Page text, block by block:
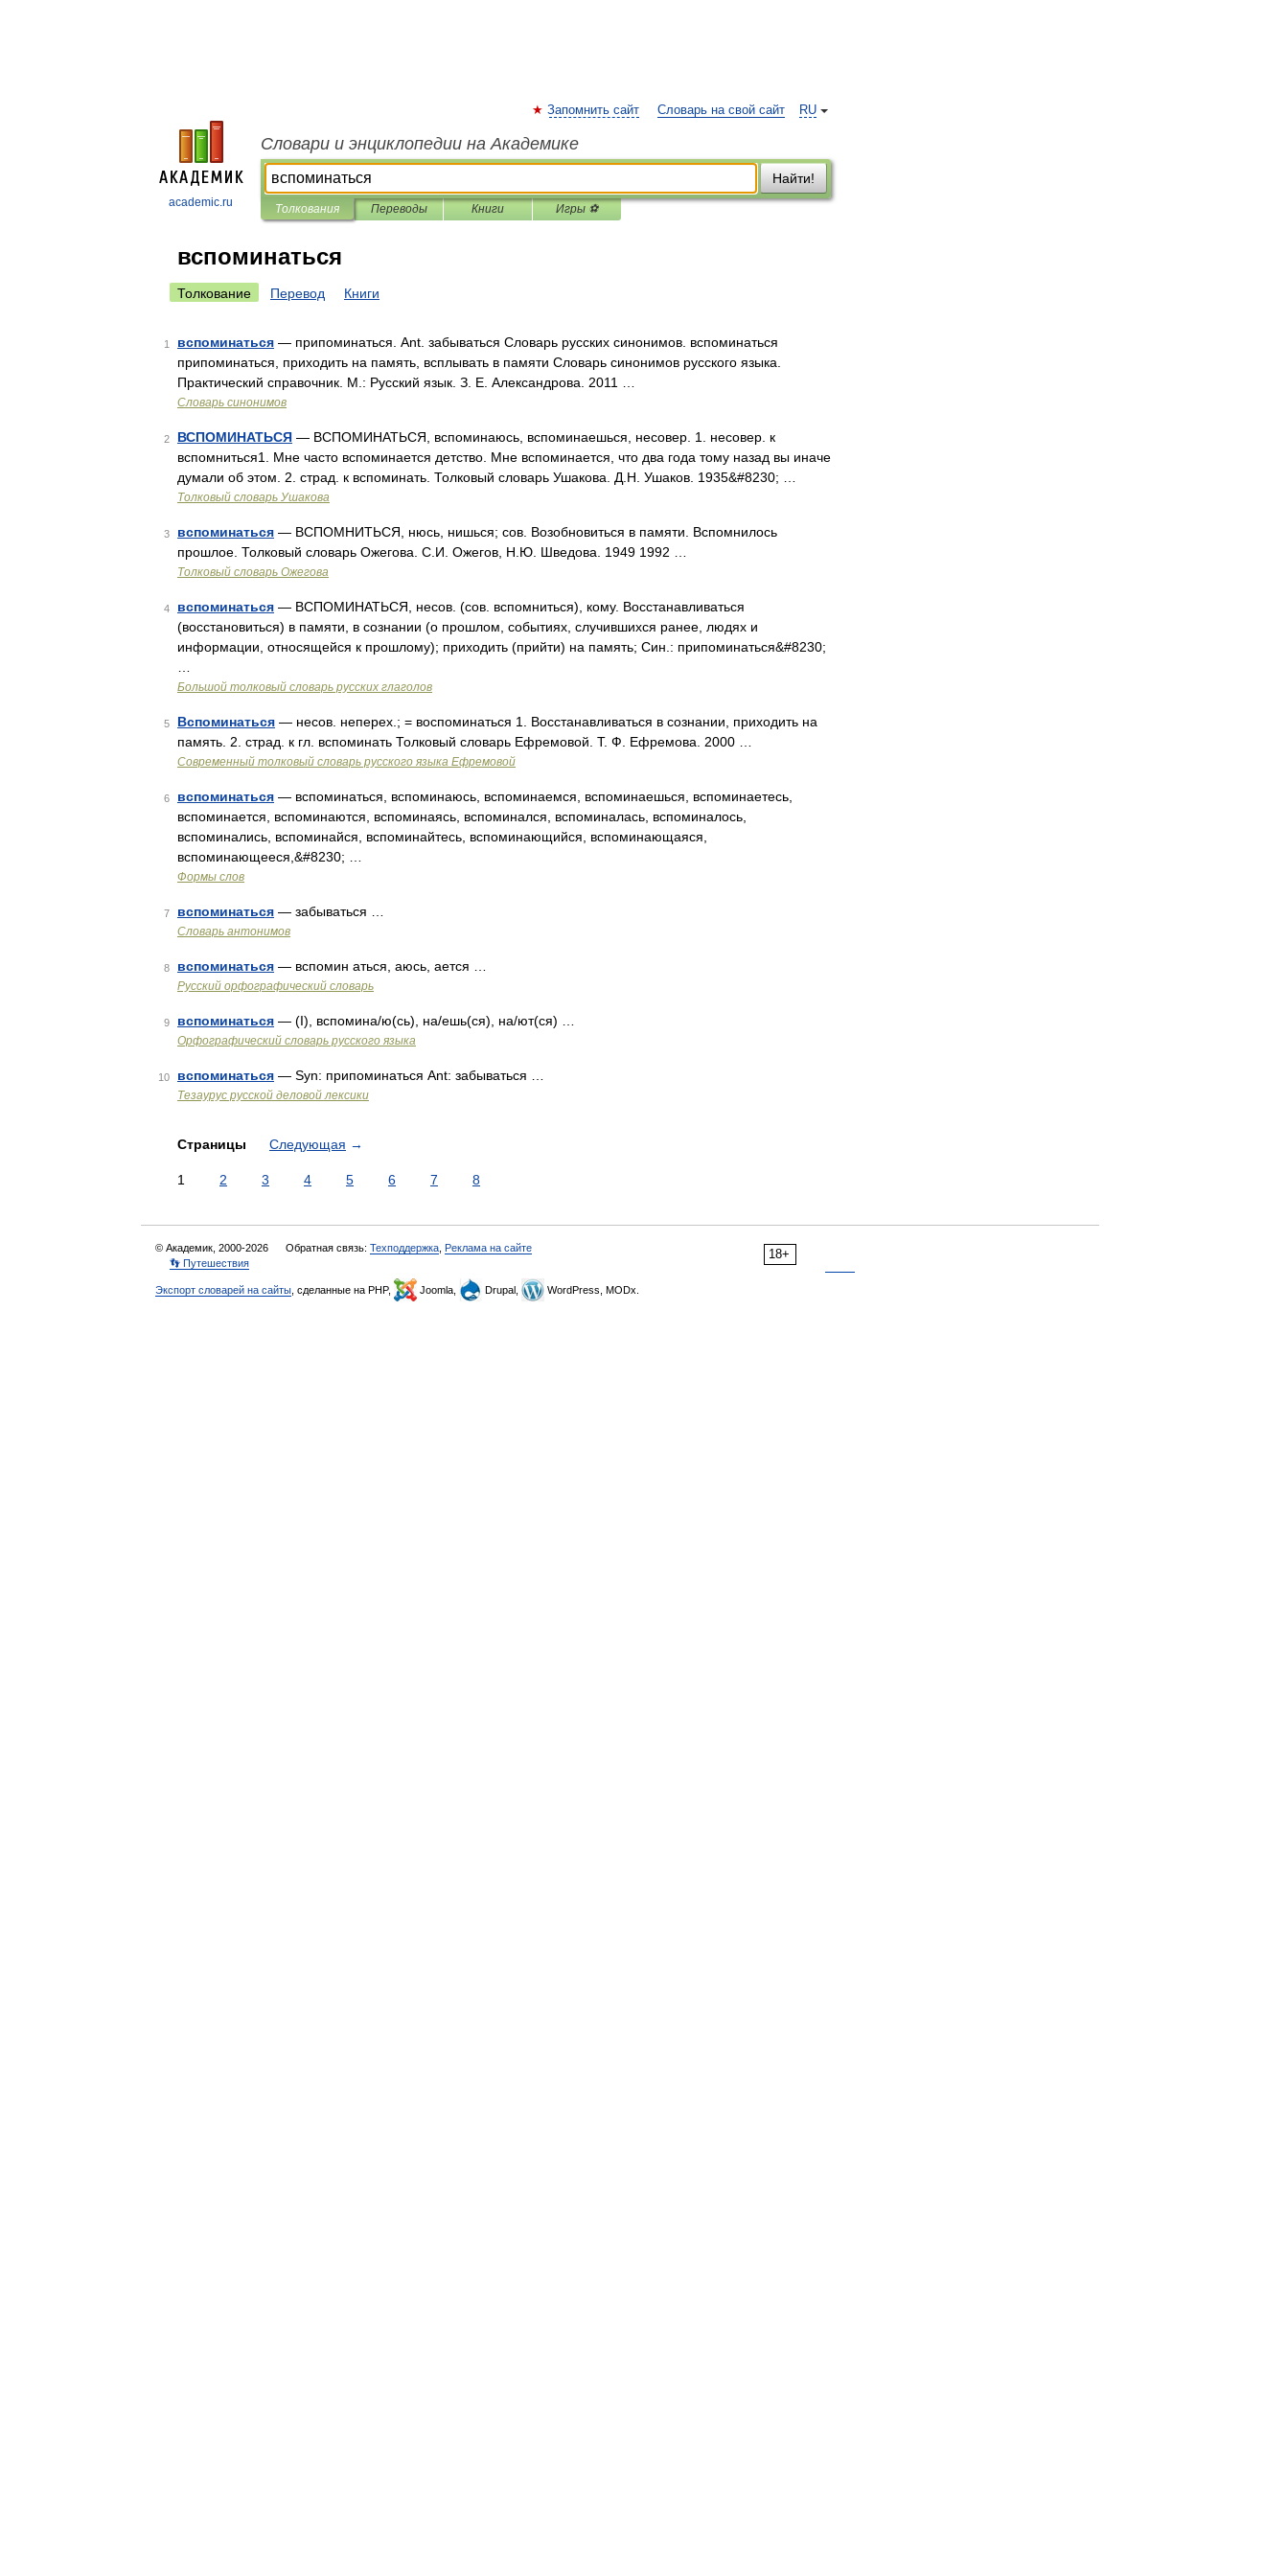
academic.ru
RU
Запомнить сайт Словарь на свой сайт
Словари и энциклопедии на Академике
Найти!
Толкования Переводы Книги Игры ⚽
вспоминаться
Толкование Перевод Книги
1 вспоминаться — припоминаться. Ant. забываться Словарь русских синонимов. вспоминаться
припоминаться, приходить на память, всплывать в памяти Словарь синонимов русского языка.
Практический справочник. М.: Русский язык. З. Е. Александрова. 2011 …
Словарь синонимов
2 ВСПОМИНАТЬСЯ — ВСПОМИНАТЬСЯ, вспоминаюсь, вспоминаешься, несовер. 1. несовер. к
вспомниться1. Мне часто вспоминается детство. Мне вспоминается, что два года тому назад вы иначе
думали об этом. 2. страд. к вспоминать. Толковый словарь Ушакова. Д.Н. Ушаков. 1935&#8230; …
Толковый словарь Ушакова
3 вспоминаться — ВСПОМНИТЬСЯ, нюсь, нишься; сов. Возобновиться в памяти. Вспомнилось
прошлое. Толковый словарь Ожегова. С.И. Ожегов, Н.Ю. Шведова. 1949 1992 …
Толковый словарь Ожегова
4 вспоминаться — ВСПОМИНАТЬСЯ, несов. (сов. вспомниться), кому. Восстанавливаться
(восстановиться) в памяти, в сознании (о прошлом, событиях, случившихся ранее, людях и
информации, относящейся к прошлому); приходить (прийти) на память; Син.: припоминаться&#8230;
Большой толковый словарь русских глаголов
5 Вспоминаться — несов. неперех.; = воспоминаться 1. Восстанавливаться в сознании, приходить на
память. 2. страд. к гл. вспоминать Толковый словарь Ефремовой. Т. Ф. Ефремова. 2000 …
Современный толковый словарь русского языка Ефремовой
6 вспоминаться — вспоминаться, вспоминаюсь, вспоминаемся, вспоминаешься, вспоминаетесь,
вспоминается, вспоминаются, вспоминаясь, вспоминался, вспоминалась, вспоминалось,
вспоминались, вспоминайся, вспоминайтесь, вспоминающийся, вспоминающаяся,
вспоминающееся,&#8230; …
Формы слов
7 вспоминаться — забываться …
Словарь антонимов
8 вспоминаться — вспомин аться, аюсь, ается …
Русский орфографический словарь
9 вспоминаться — (I), вспомина/ю(сь), на/ешь(ся), на/ют(ся) …
Орфографический словарь русского языка
10 вспоминаться — Syn: припоминаться Ant: забываться …
Тезаурус русской деловой лексики
Страницы Следующая →
1 2 3 4 5 6 7 8
18+
© Академик, 2000-2026 Обратная связь: Техподдержка Реклама на сайте
👣 Путешествия
Экспорт словарей на сайты , сделанные на PHP, Joomla, Drupal, WordPress, MODx.